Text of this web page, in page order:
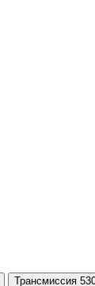
Трансмиссия